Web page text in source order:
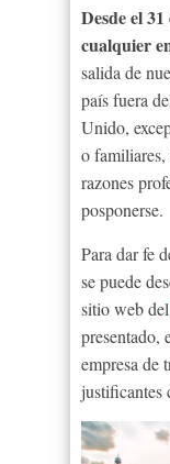
Desde el
cualquier
salida de
país fuera
Unido,
o familiares,
razones
posponerse.
Para dar fe
se puede
sitio web del
presentado,
empresa de
justificantes